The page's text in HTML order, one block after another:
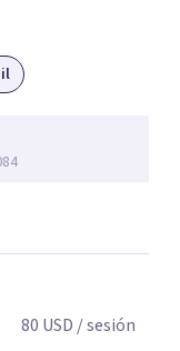
80 USD / sesión